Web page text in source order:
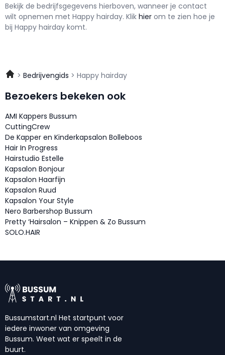
Bekijk de bedrijfsgegevens hierboven, wanneer je contact
wilt opnemen met Happy hairday. Klik hier om te zien hoe je
bij Happy hairday komt.
Bedrijvengids Happy hairday
Bezoekers bekeken ook
AMI Kappers Bussum
CuttingCrew
De Kapper en Kinderkapsalon Bolleboos
Hair In Progress
Hairstudio Estelle
Kapsalon Bonjour
Kapsalon Haarfijn
Kapsalon Ruud
Kapsalon Your Style
Nero Barbershop Bussum
Pretty ‘Hairsalon – Knippen & Zo Bussum
SOLO.HAIR
Bussumstart.nl Het startpunt voor
iedere inwoner van omgeving
Bussum. Weet wat er speelt in de
buurt.